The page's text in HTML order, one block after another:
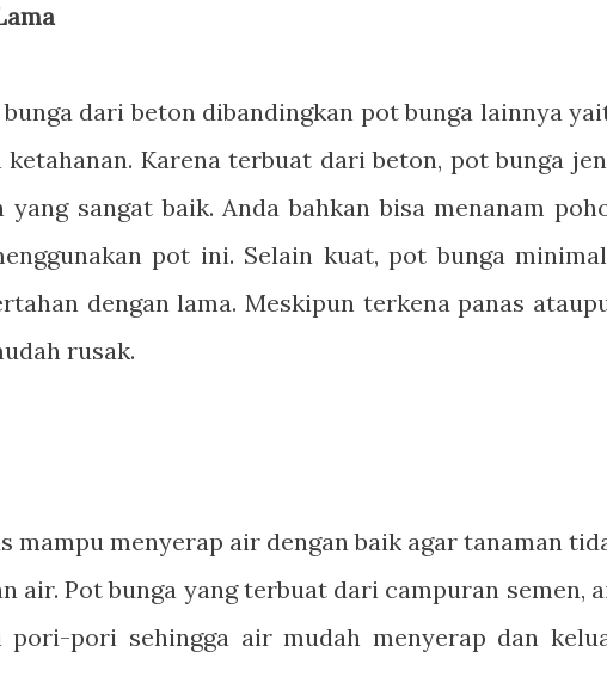
dari beton dibandingkan pot bunga lainnya
Karena terbuat dari beton, pot bunga
sangat baik. Anda bahkan bisa menanam
pot ini. Selain kuat, pot bunga
dengan lama. Meskipun terkena panas
rusak.
mampu menyerap air dengan baik agar tanaman
air. Pot bunga yang terbuat dari campuran semen,
pori sehingga air mudah menyerap dan